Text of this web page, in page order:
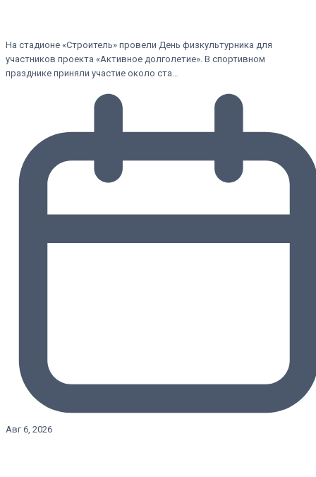
На стадионе «Строитель» провели День физкультурника для
участников проекта «Активное долголетие». В спортивном
празднике приняли участие около ста…
Авг 6, 2026